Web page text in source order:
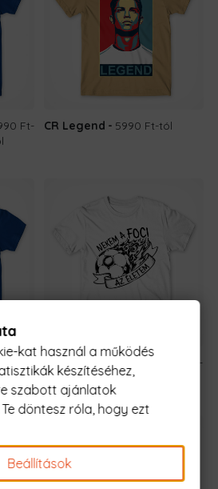
Ft-
CR Legend 5990 Ft-tól
-
Nekem a foci az
életem
-
kat használ a működés
készítéséhez,
szabott ajánlatok
döntesz róla, hogy ezt
Beállítások